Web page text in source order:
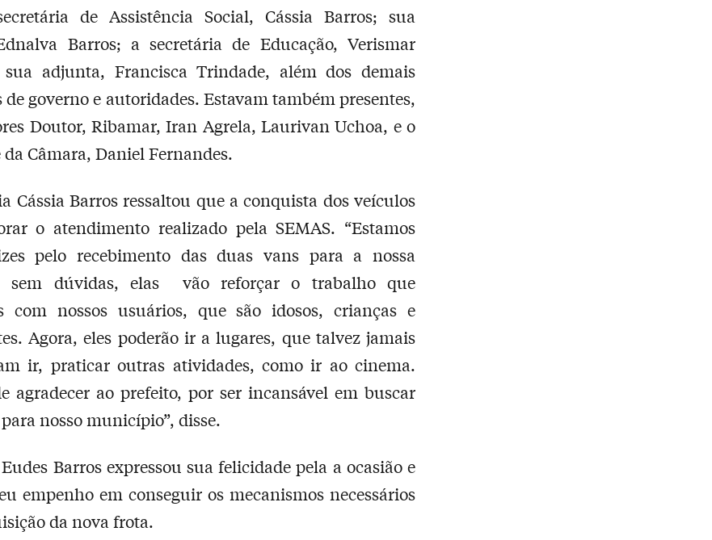
de Assistência Social, Cássia Barros; sua
Barros; a secretária de Educação, Verismar
sua adjunta, Francisca Trindade, além dos demais
de governo e autoridades. Estavam também presentes,
Doutor, Ribamar, Iran Agrela, Laurivan Uchoa, e o
Câmara, Daniel Fernandes.
Cássia Barros ressaltou que a conquista dos veículos
o atendimento realizado pela SEMAS. “Estamos
pelo recebimento das duas vans para a nossa
sem dúvidas, elas vão reforçar o trabalho que
com nossos usuários, que são idosos, crianças e
Agora, eles poderão ir a lugares, que talvez jamais
ir, praticar outras atividades, como ir ao cinema.
agradecer ao prefeito, por ser incansável em buscar
nosso município”, disse.
Barros expressou sua felicidade pela a ocasião e
empenho em conseguir os mecanismos necessários
da nova frota.